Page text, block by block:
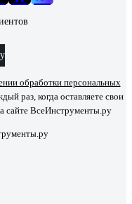
обработки персональных
раз, когда оставляете свои
сайте ВсеИнструменты.ру